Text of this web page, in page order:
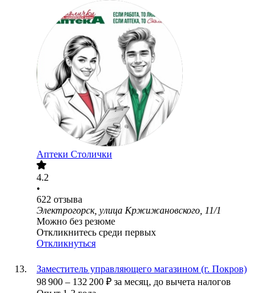
Аптеки Столички
4.2
•
622 отзыва
Электрогорск, улица Кржижановского, 11/1
Можно без резюме
Откликнитесь среди первых
Откликнуться
Заместитель управляющего магазином (г. Покров)
98 900 – 132 200 ₽ за месяц, до вычета налогов